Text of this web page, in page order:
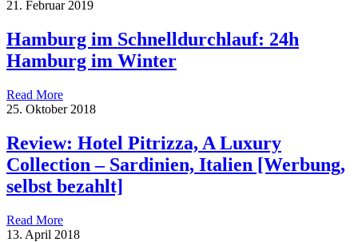
21. Februar 2019
Hamburg im Schnelldurchlauf: 24h
Hamburg im Winter
Read More
25. Oktober 2018
Review: Hotel Pitrizza, A Luxury
Collection – Sardinien, Italien [Werbung,
selbst bezahlt]
Read More
13. April 2018